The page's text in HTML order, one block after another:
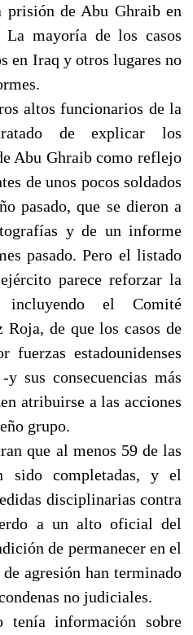
prisión de Abu Ghraib en
La mayoría de los casos
en Iraq y otros lugares no
altos funcionarios de la
de explicar los
Abu Ghraib como reflejo
de unos pocos soldados
pasado, que se dieron a
y de un informe
pasado. Pero el listado
parece reforzar la
incluyendo el Comité
de que los casos de
fuerzas estadounidenses
sus consecuencias más
atribuirse a las acciones
grupo.
que al menos 59 de las
sido completadas, y el
disciplinarias contra
a un alto oficial del
de permanecer en el
agresión han terminado
no judiciales.
tenía información sobre